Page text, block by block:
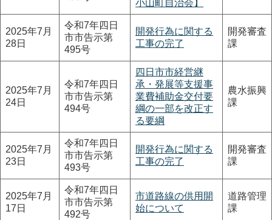
小山町自治会】
2025年7月
28日
令和7年四日
市市告示第
495号
開発行為に関する
工事の完了
開発審査
課
2025年7月
24日
令和7年四日
市市告示第
494号
四日市市経営継
承・発展等支援事
業費補助金交付要
綱の一部を改正す
る要綱
農水振興
課
2025年7月
23日
令和7年四日
市市告示第
493号
開発行為に関する
工事の完了
開発審査
課
2025年7月
17日
令和7年四日
市市告示第
492号
市道路線の供用開
始について
道路管理
課